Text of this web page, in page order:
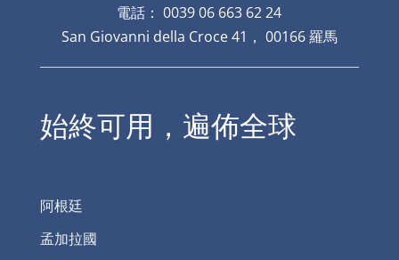
電話： 0039 06 663 62 24
San Giovanni della Croce 41， 00166 羅馬
始終可用，遍佈全球
阿根廷
孟加拉國